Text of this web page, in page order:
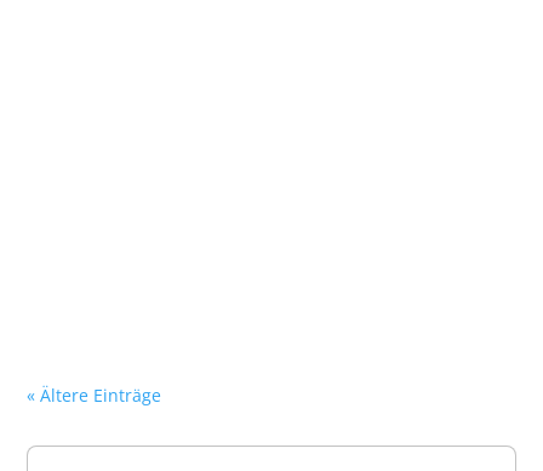
« Ältere Einträge